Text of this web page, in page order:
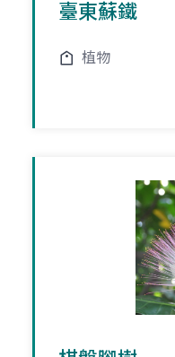
臺東蘇鐵
植物